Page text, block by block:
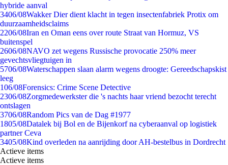
hybride aanval
3406/08Wakker Dier dient klacht in tegen insectenfabriek Protix om
duurzaamheidsclaims
2206/08Iran en Oman eens over route Straat van Hormuz, VS
buitenspel
2606/08NAVO zet wegens Russische provocatie 250% meer
gevechtsvliegtuigen in
5706/08Waterschappen slaan alarm wegens droogte: Gereedschapskist
leeg
106/08Forensics: Crime Scene Detective
2306/08Zorgmedewerkster die 's nachts haar vriend bezocht terecht
ontslagen
3706/08Random Pics van de Dag #1977
1805/08Datalek bij Bol en de Bijenkorf na cyberaanval op logistiek
partner Ceva
3405/08Kind overleden na aanrijding door AH-bestelbus in Dordrecht
Actieve items
Actieve items